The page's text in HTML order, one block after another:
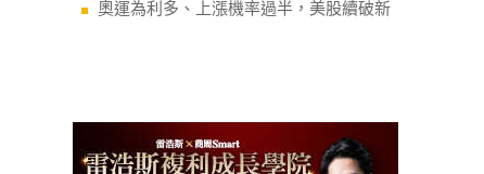
奧運為利多、上漲機率過半，美股續破新